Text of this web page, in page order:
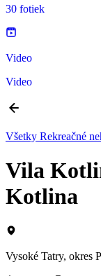
30 fotiek
Video
Video
Všetky Rekreačné
Vila
Kotlina
Vysoké Tatry, okres